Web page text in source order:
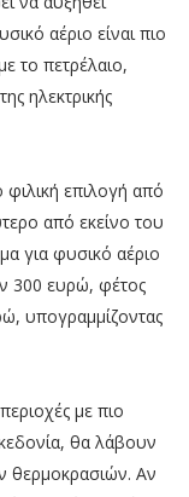
αέριο είναι πιο
το πετρέλαιο,
ηλεκτρικής
επιλογή από
από εκείνο του
για φυσικό αέριο
300 ευρώ, φέτος
υπογραμμίζοντας
με πιο
θα λάβουν
θερμοκρασιών. Αν